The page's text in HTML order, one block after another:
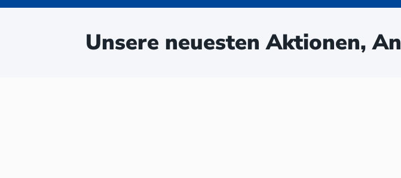
Unsere neuesten Aktionen,